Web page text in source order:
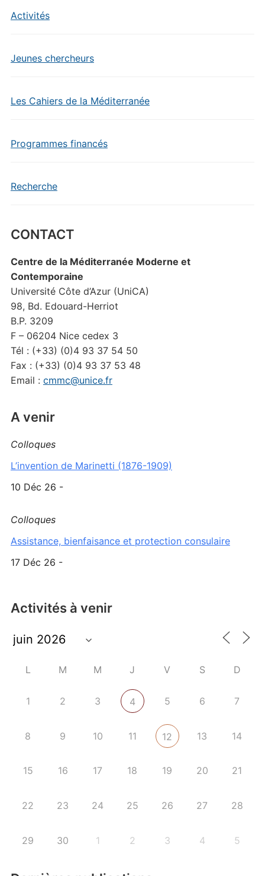
Activités
Jeunes chercheurs
Les Cahiers de la Méditerranée
Programmes financés
Recherche
CONTACT
Centre de la Méditerranée Moderne et
Contemporaine
Université Côte d’Azur (UniCA)
98, Bd. Edouard-Herriot
B.P. 3209
F – 06204 Nice cedex 3
Tél : (+33) (0)4 93 37 54 50
Fax : (+33) (0)4 93 37 53 48
Email : cmmc@unice.fr
A venir
Colloques
L’invention de Marinetti (1876-1909)
10 Déc 26 -
Colloques
Assistance, bienfaisance et protection consulaire
17 Déc 26 -
Activités à venir
L M M J V S D
1 2 3 4 5 6 7
8 9 10 11 12 13 14
15 16 17 18 19 20 21
22 23 24 25 26 27 28
29 30 1 2 3 4 5